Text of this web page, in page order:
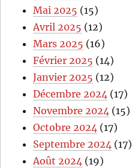
Mai 2025 (15)
Avril 2025 (12)
Mars 2025 (16)
Février 2025 (14)
Janvier 2025 (12)
Décembre 2024 (17)
Novembre 2024 (15)
Octobre 2024 (17)
Septembre 2024 (17)
Août 2024 (19)